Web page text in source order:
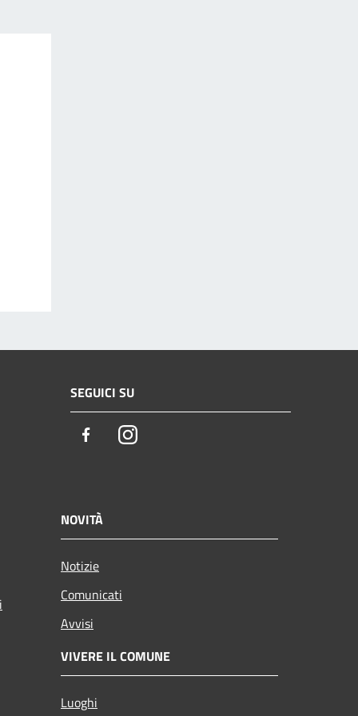
SEGUICI SU
FacebookInstagram
NOVITÀ
Notizie
Comunicati
Avvisi
VIVERE IL COMUNE
Luoghi